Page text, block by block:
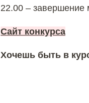
22.00 – завершение
Сайт конкурса
Хочешь быть в